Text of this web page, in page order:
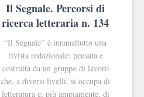
Il Segnale. Percorsi di
ricerca letteraria n. 134
“Il Segnale” è innanzitutto una
rivista redazionale: pensata e
costruita da un gruppo di lavoro
che, a diversi livelli, si occupa di
letteratura e, più ampiamente, di